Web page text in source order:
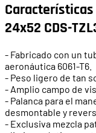
24x52 CDS-
- Fabricado con un
aeronáutica 6061-T6.
- Peso ligero de tan
- Amplio campo de
- Palanca para el
desmontable y
- Exclusiva mezcla